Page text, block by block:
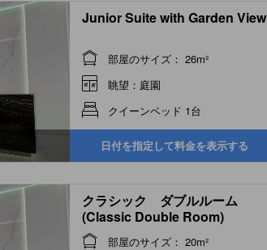
Junior Suite with Garden View
部屋のサイズ： 26m²
眺望：庭園
クイーンベッド 1台
日付を指定して料金を表示する
クラシック ダブルルーム
(Classic Double Room)
部屋のサイズ： 20m²